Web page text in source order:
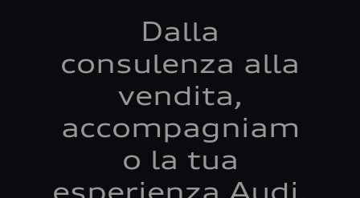
Dalla
consulenza alla
vendita,
accompagniam
o la tua